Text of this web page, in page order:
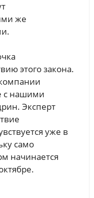
же
этого закона.
с нашими
Эксперт
уже в
само
начинается